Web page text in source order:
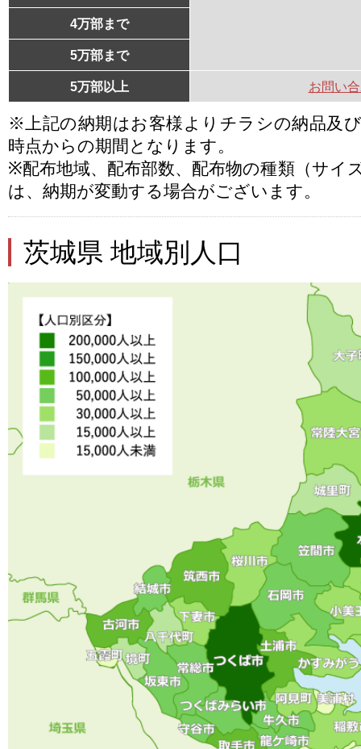
4万部まで
5万部まで
5万部以上 お問い
※上記の納期はお客様よりチラシの納品及
時点からの期間となります。
※配布地域、配布部数、配布物の種類（サイ
は、納期が変動する場合がございます。
茨城県 地域別人口